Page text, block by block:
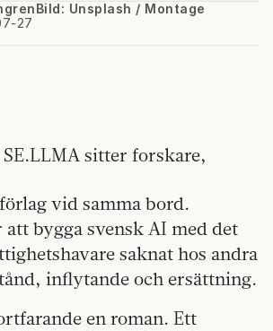
27
Bild: Unsplash / Montage
sitter forskare,
vid samma bord.
bygga svensk AI med det
saknat hos andra
inflytande och ersättning.
en roman. Ett